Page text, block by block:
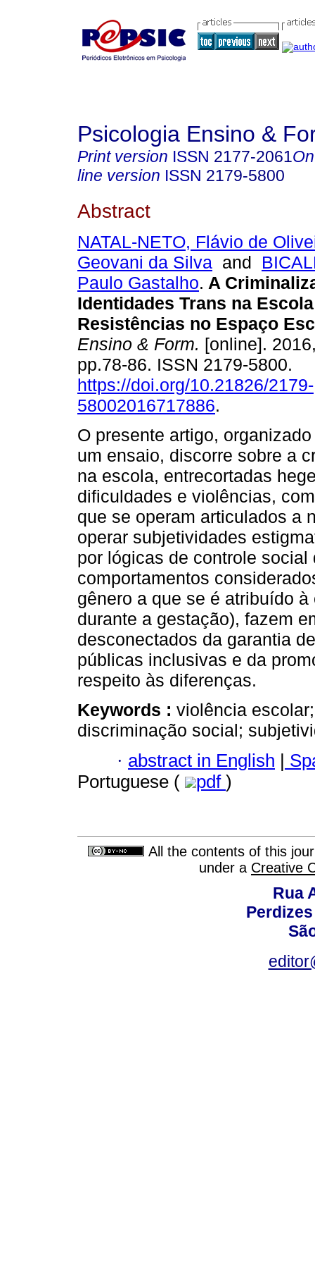
Psicologia Ensino &
Print version ISSN 2177-2061
line version ISSN 2179-5800
Abstract
NATAL-NETO, Flávio de
Geovani da Silva and
Paulo Gastalho. A
Identidades Trans na
Resistências no Espaço
Ensino & Form. [online].
pp.78-86. ISSN 2179-5800.
https://doi.org/10.21826/2179-
58002016717886.
O presente artigo,
um ensaio, discorre sobre a
na escola, entrecortadas
dificuldades e violências,
que se operam articulados a
operar subjetividades
por lógicas de controle
comportamentos
gênero a que se é atribuído
durante a gestação), fazem
desconectados da garantia
públicas inclusivas e da
respeito às diferenças.
Keywords : violência
discriminação social;
· abstract in English |
Portuguese (
pdf )
All the contents of this
under a Creative
Rua